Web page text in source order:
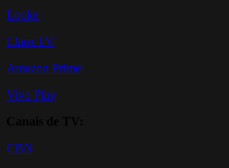
Looke
Claro TV
Amazon Prime
Vivo Play
CBN